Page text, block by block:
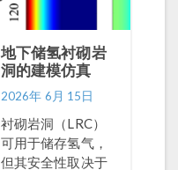
地下储氢衬砌岩
洞的建模仿真
2026年 6月 15日
衬砌岩洞（LRC）
可用于储存氢气，
但其安全性取决于